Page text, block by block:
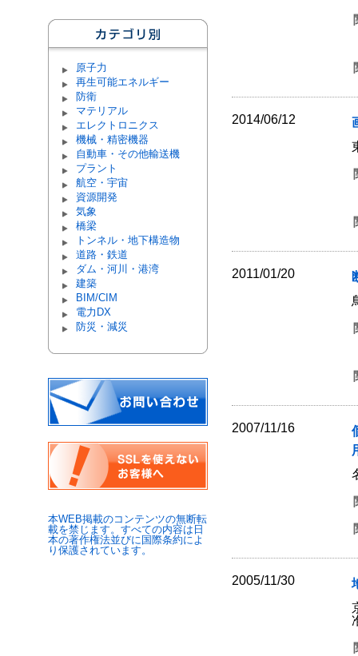
原子力
再生可能エネルギー
防衛
マテリアル
エレクトロニクス
機械・精密機器
自動車・その他輸送機
プラント
航空・宇宙
資源開発
気象
橋梁
トンネル・地下構造物
道路・鉄道
ダム・河川・港湾
建築
BIM/CIM
電力DX
防災・減災
本WEB掲載のコンテンツの無断転
載を禁じます。すべての内容は日
本の著作権法並びに国際条約によ
り保護されています。
2014/06/12
2011/01/20
2007/11/16
2005/11/30